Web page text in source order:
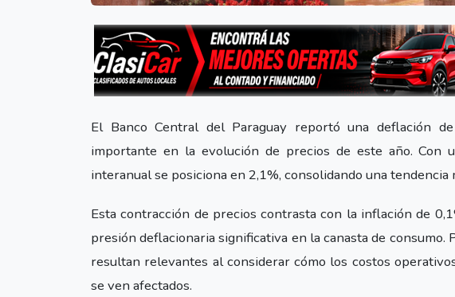
El Banco Central del Paraguay reportó una deflación
importante en la evolución de precios de este año. Con
interanual se posiciona en 2,1%, consolidando una tendencia
Esta contracción de precios contrasta con la inflación de
presión deflacionaria significativa en la canasta de
resultan relevantes al considerar cómo los costos
se ven afectados.